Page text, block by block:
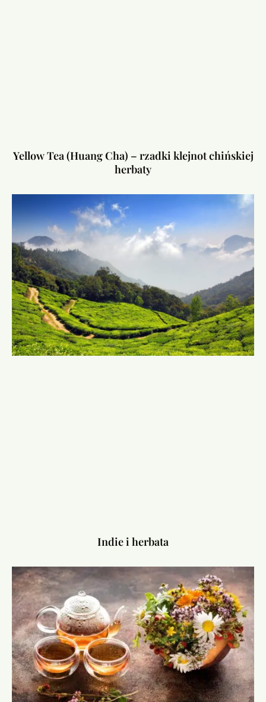
Yellow Tea (Huang Cha) – rzadki klejnot chińskiej
herbaty
Indie i herbata